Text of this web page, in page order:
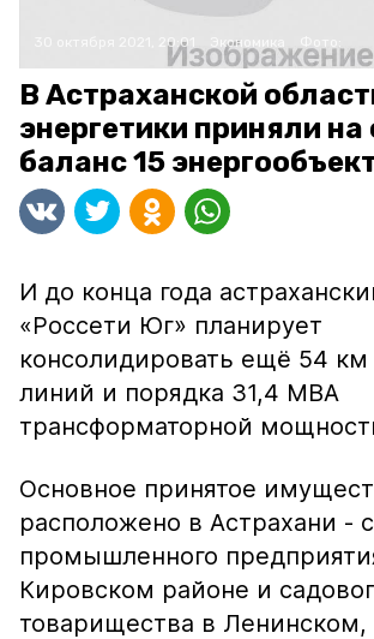
30 октября 2021, 20:01 Экономика Фото:
В Астраханской
энергетики приняли на
баланс 15
И до конца года
«Россети Юг» планирует
консолидировать ещё 54
линий и порядка 31,4 МВА
трансформаторной
Основное принятое
расположено в Астрахани -
промышленного
Кировском районе и
товарищества в Ленинском,